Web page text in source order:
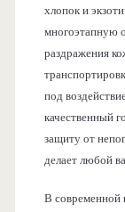
хлопок и
многоэтапную
раздражения
под
качественный
защиту от
делает любой
В современной